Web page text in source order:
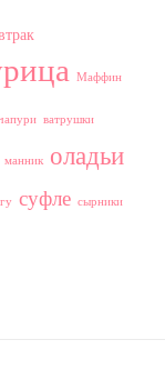
Маффин
ватрушки
манник оладьи
суфле сырники